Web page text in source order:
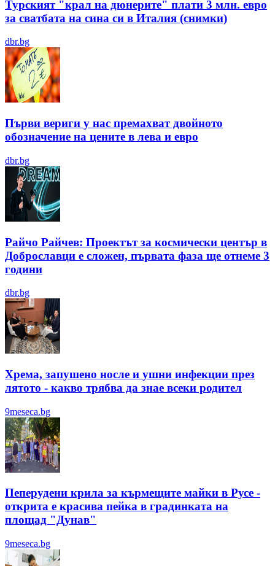
Турският "крал на дюнерите" плати 3 млн. евро
за сватбата на сина си в Италия (снимки)
dbr.bg
Първи вериги у нас премахват двойното
обозначение на цените в лева и евро
dbr.bg
Райчо Райчев: Проектът за космически център в
Доброславци е сложен, първата фаза ще отнеме 3
години
dbr.bg
Хрема, запушено носле и ушни инфекции през
лятотo - какво трябва да знае всеки родител
9meseca.bg
Пеперудени крила за кърмещите майки в Русе -
открита е красива пейка в градинката на
площад "Дунав"
9meseca.bg